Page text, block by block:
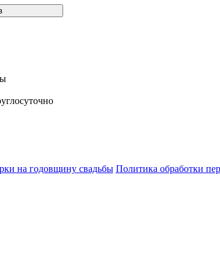
на годовщину свадьбы Политика обработки